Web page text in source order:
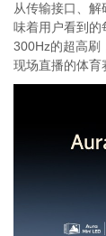
从传输接口、
味着用户看到的
300Hz的超高刷
现场直播的体育